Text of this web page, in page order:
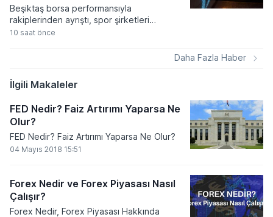
Beşiktaş borsa performansıyla
rakiplerinden ayrıştı, spor şirketleri
arasında yılın ilk yedi ayında yatırımcısını
beyazlıların hisseleri yüzde 17,2 oranında
yükseliş kaydetti.
10 saat önce
Daha Fazla Haber
İlgili Makaleler
FED Nedir? Faiz Artırımı Yaparsa Ne
Olur?
FED Nedir? Faiz Artırımı Yaparsa Ne Olur?
04 Mayıs 2018 15:51
Forex Nedir ve Forex Piyasası Nasıl
Çalışır?
Forex Nedir, Forex Piyasası Hakkında